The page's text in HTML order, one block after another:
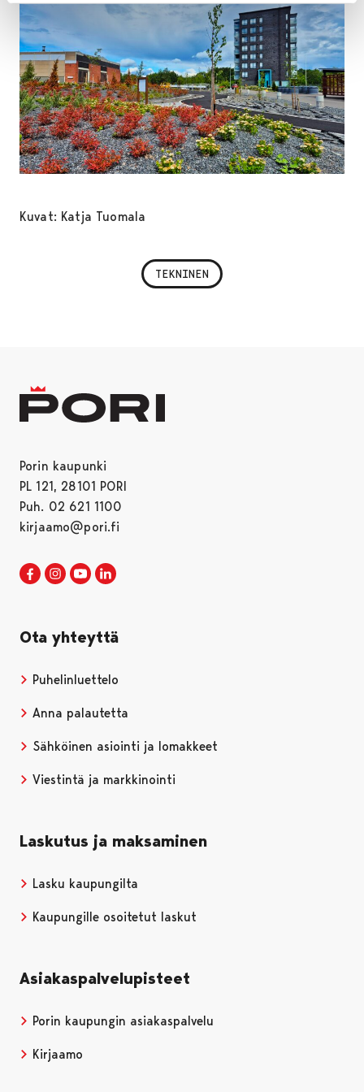
Kuvat: Katja Tuomala
TEKNINEN
Porin kaupunki
PL 121, 28101 PORI
Puh. 02 621 1100
kirjaamo@pori.fi
Porin kaupunki Facebookissa
Avautuu uudessa välilehdessä
Porin kaupunki Instagramissa
Avautuu uudessa välilehdessä
Porin kaupunki Youtubessa
Avautuu uudessa välilehdessä
Ota yhteyttä
Puhelinluettelo
Anna palautetta
Sähköinen asiointi ja lomakkeet
Viestintä ja markkinointi
Laskutus ja maksaminen
Lasku kaupungilta
Kaupungille osoitetut laskut
Asiakaspalvelupisteet
Porin kaupungin asiakaspalvelu
Kirjaamo